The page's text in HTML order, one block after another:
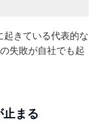
起きている代表的な
失敗が自社でも起
止まる